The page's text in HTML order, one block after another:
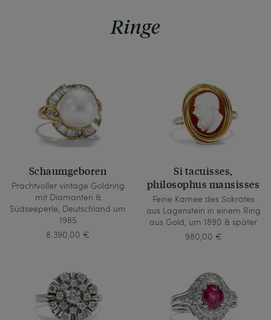
Ringe
Schaumgeboren
Prachtvoller vintage Goldring
mit Diamanten &
Südseeperle, Deutschland um
1985
8.390,00 €
Si tacuisses,
philosophus mansisses
Feine Kamee des Sokrates
aus Lagenstein in einem Ring
aus Gold, um 1890 & später
980,00 €